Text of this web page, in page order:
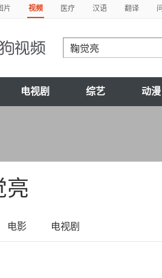
片 视频 医疗 汉语 翻译
电视剧 综艺 动漫
亮
电影 电视剧